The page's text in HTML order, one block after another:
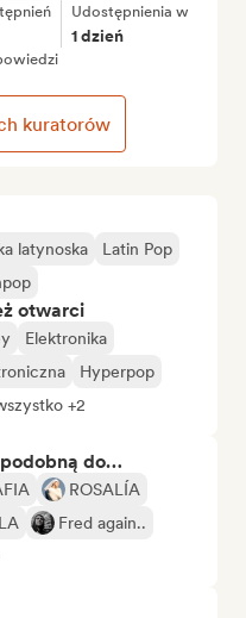
latynoska
Latin Pop
otwarci
Elektronika
Hyperpop
+2
do…
ROSALÍA
Fred again..
Udostępnienia w
1 dzień
kuratorów